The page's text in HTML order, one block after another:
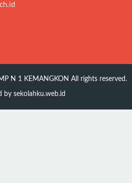
N 1 KEMANGKON All rights reserved.
by sekolahku.web.id